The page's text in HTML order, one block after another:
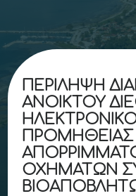
ΠΕΡΙΛΗΨΗ
ΑΝΟΙΚΤΟΥ
ΠΡΟΜΗΘΕΙΑΣ
ΟΧΗΜΑΤΩΝ